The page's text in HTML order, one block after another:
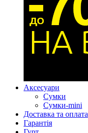
Аксесуари
Сумки
Сумки-mini
Доставка та оплата
Гарантія